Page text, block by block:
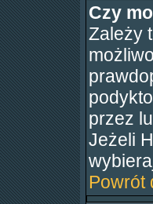
Czy
Zależy
przez
Jeżeli
Powrót